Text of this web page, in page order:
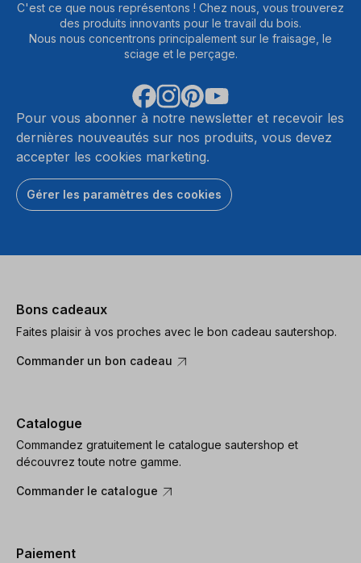
C'est ce que nous représentons ! Chez nous, vous trouverez
des produits innovants pour le travail du bois.
Nous nous concentrons principalement sur le fraisage, le
sciage et le perçage.
Pour vous abonner à notre newsletter et recevoir les
dernières nouveautés sur nos produits, vous devez
accepter les cookies marketing.
Gérer les paramètres des cookies
Bons cadeaux
Faites plaisir à vos proches avec le bon cadeau sautershop.
Commander un bon cadeau
Catalogue
Commandez gratuitement le catalogue sautershop et
découvrez toute notre gamme.
Commander le catalogue
Paiement